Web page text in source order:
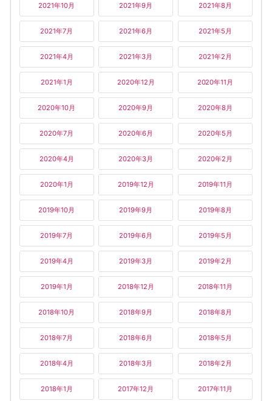
2021年10月 2021年9月 2021年8月
2021年7月 2021年6月 2021年5月
2021年4月 2021年3月 2021年2月
2021年1月 2020年12月 2020年11月
2020年10月 2020年9月 2020年8月
2020年7月 2020年6月 2020年5月
2020年4月 2020年3月 2020年2月
2020年1月 2019年12月 2019年11月
2019年10月 2019年9月 2019年8月
2019年7月 2019年6月 2019年5月
2019年4月 2019年3月 2019年2月
2019年1月 2018年12月 2018年11月
2018年10月 2018年9月 2018年8月
2018年7月 2018年6月 2018年5月
2018年4月 2018年3月 2018年2月
2018年1月 2017年12月 2017年11月